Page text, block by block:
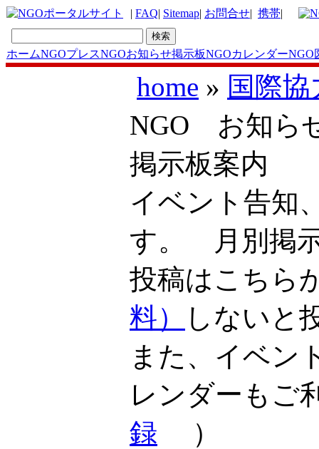
| FAQ| Sitemap| お問合せ| 携帯|
ホームNGOプレスNGOお知らせ掲示板NGOカレンダーNGO
home » 国際
NGO お知ら
掲示板案内
イベント告知
す。 月別掲
投稿はこち
料）
しないと
また、イベン
レンダーもご
録 ）